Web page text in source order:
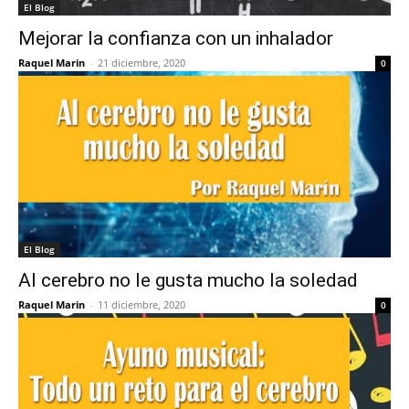
El Blog
Mejorar la confianza con un inhalador
Raquel Marin - 21 diciembre, 2020 0
El Blog
Al cerebro no le gusta mucho la soledad
Raquel Marin - 11 diciembre, 2020 0